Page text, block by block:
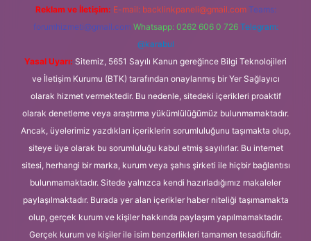
Reklam ve İletişim: E-mail: backlinkpaneli@gmail.com Teams:
forumhizmeti@gmail.com Whatsapp: 0262 606 0 726 Telegram:
@karabul
Yasal Uyarı: Sitemiz, 5651 Sayılı Kanun gereğince Bilgi Teknolojileri
ve İletişim Kurumu (BTK) tarafından onaylanmış bir Yer Sağlayıcı
olarak hizmet vermektedir. Bu nedenle, sitedeki içerikleri proaktif
olarak denetleme veya araştırma yükümlülüğümüz bulunmamaktadır.
Ancak, üyelerimiz yazdıkları içeriklerin sorumluluğunu taşımakta olup,
siteye üye olarak bu sorumluluğu kabul etmiş sayılırlar. Bu internet
sitesi, herhangi bir marka, kurum veya şahıs şirketi ile hiçbir bağlantısı
bulunmamaktadır. Sitede yalnızca kendi hazırladığımız makaleler
paylaşılmaktadır. Burada yer alan içerikler haber niteliği taşımamakta
olup, gerçek kurum ve kişiler hakkında paylaşım yapılmamaktadır.
Gerçek kurum ve kişiler ile isim benzerlikleri tamamen tesadüfidir.